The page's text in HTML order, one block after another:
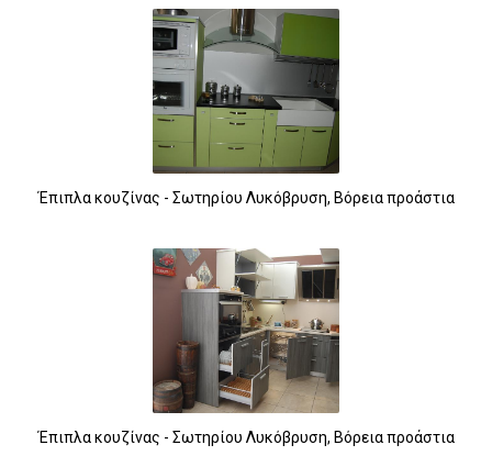
Έπιπλα κουζίνας - Σωτηρίου Λυκόβρυση, Βόρεια προάστια
Έπιπλα κουζίνας - Σωτηρίου Λυκόβρυση, Βόρεια προάστια